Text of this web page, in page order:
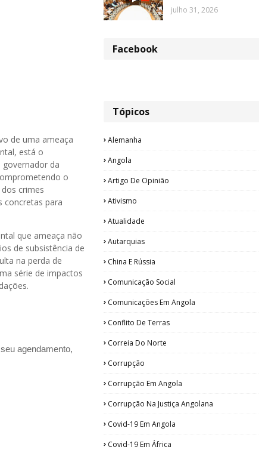
de uma ameaça
está o
da
o
crimes
concretas para
que ameaça não
de subsistência de
na perda de
série de impactos
agendamento,
julho 31, 2026
Facebook
Tópicos
Alemanha
Angola
Artigo De Opinião
Ativismo
Atualidade
Autarquias
China E Rússia
Comunicação Social
Comunicações Em Angola
Conflito De Terras
Correia Do Norte
Corrupção
Corrupção Em Angola
Corrupção Na Justiça Angolana
Covid-19 Em Angola
Covid-19 Em África